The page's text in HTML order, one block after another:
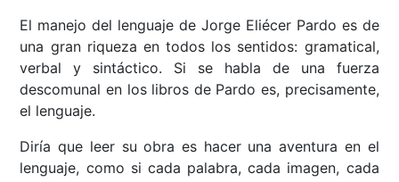
El manejo del lenguaje de Jorge Eliécer Pardo es de
una gran riqueza en todos los sentidos: gramatical,
verbal y sintáctico. Si se habla de una fuerza
descomunal en los libros de Pardo es, precisamente,
el lenguaje.
Diría que leer su obra es hacer una aventura en el
lenguaje, como si cada palabra, cada imagen, cada